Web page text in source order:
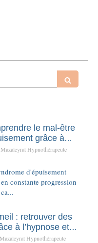
le mal-être
grâce à
Hypnothérapeute
d'épuisement
constante progression
: retrouver des
à l’hypnose et
Hypnothérapeute